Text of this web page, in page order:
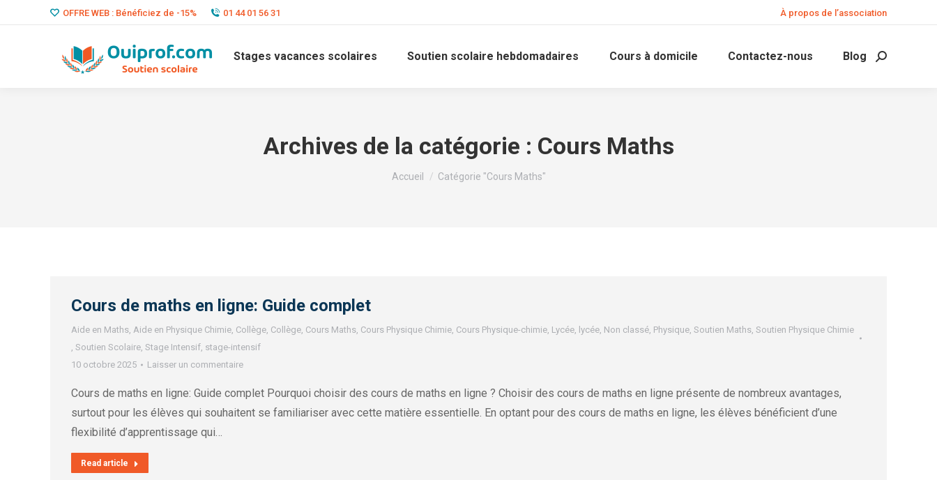
OFFRE WEB : Bénéficiez de -15% 01 44 01 56 31 À propos de l’association
Stages vacances scolaires Soutien scolaire hebdomadaires Cours à domicile Contactez-nous Blog Search:
Archives de la catégorie : Cours Maths
Vous êtes ici :
Accueil Catégorie "Cours Maths"
Cours de maths en ligne: Guide complet
Aide en Maths, Aide en Physique Chimie, Collège, Collège, Cours Maths, Cours Physique Chimie, Cours Physique-chimie, Lycée, lycée, Non classé, Physique, Soutien Maths, Soutien Physique Chimie
, Soutien Scolaire, Stage Intensif, stage-intensif
10 octobre 2025
Laisser un commentaire
Cours de maths en ligne: Guide complet Pourquoi choisir des cours de maths en ligne ? Choisir des cours de maths en ligne présente de nombreux avantages,
surtout pour les élèves qui souhaitent se familiariser avec cette matière essentielle. En optant pour des cours de maths en ligne, les élèves bénéficient d’une
flexibilité d’apprentissage qui…
Read article